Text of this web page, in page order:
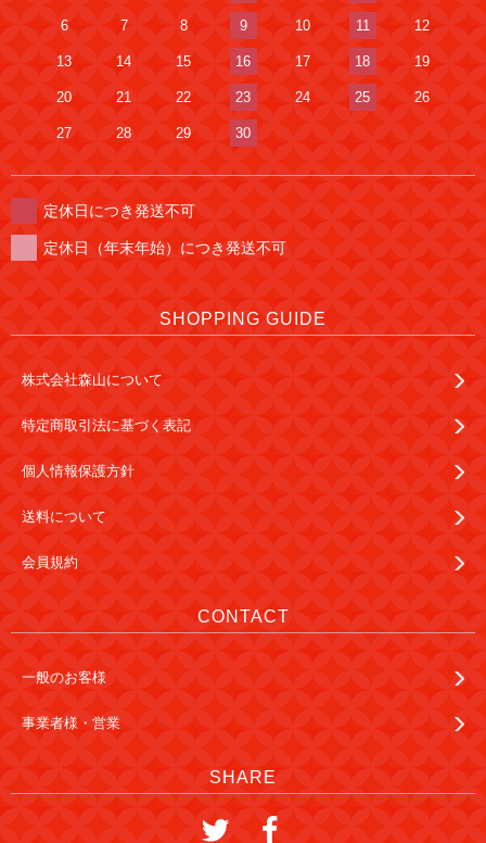
6 7 8 9 10 11 12
13 14 15 16 17 18 19
20 21 22 23 24 25 26
27 28 29 30
定休日につき発送不可
定休日（年末年始）につき発送不可
SHOPPING GUIDE
株式会社森山について
特定商取引法に基づく表記
個人情報保護方針
送料について
会員規約
CONTACT
一般のお客様
事業者様・営業
SHARE